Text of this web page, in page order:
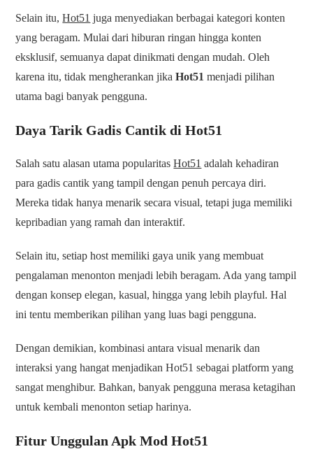
Selain itu,Hot51 juga menyediakan berbagai kategori konten
yang beragam. Mulai dari hiburan ringan hingga konten
eksklusif, semuanya dapat dinikmati dengan mudah. Oleh
karena itu, tidak mengherankan jikaHot51 menjadi pilihan
utama bagi banyak pengguna.
Daya Tarik Gadis Cantik di Hot51
Salah satu alasan utama popularitasHot51 adalah kehadiran
para gadis cantik yang tampil dengan penuh percaya diri.
Mereka tidak hanya menarik secara visual, tetapi juga memiliki
kepribadian yang ramah dan interaktif.
Selain itu, setiap host memiliki gaya unik yang membuat
pengalaman menonton menjadi lebih beragam. Ada yang tampil
dengan konsep elegan, kasual, hingga yang lebih playful. Hal
ini tentu memberikan pilihan yang luas bagi pengguna.
Dengan demikian, kombinasi antara visual menarik dan
interaksi yang hangat menjadikan Hot51 sebagai platform yang
sangat menghibur. Bahkan, banyak pengguna merasa ketagihan
untuk kembali menonton setiap harinya.
Fitur Unggulan Apk Mod Hot51